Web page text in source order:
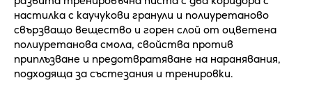
настилка с каучукови гранули и полиуретаново
свързващо вещество и горен слой от оцветена
полиуретанова смола, свойства против
приплъзване и предотвратяване на наранявания,
подходяща за състезания и тренировки.